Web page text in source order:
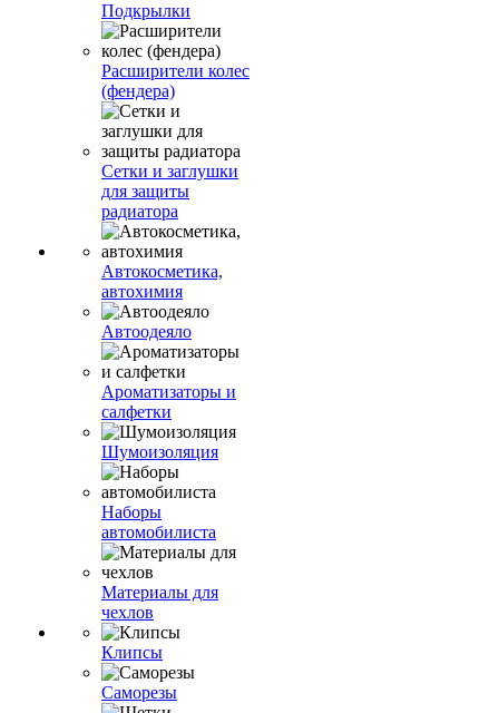
Подкрылки
Расширители колес
(фендера)
Сетки и заглушки
для защиты
радиатора
Автокосметика,
автохимия
Автоодеяло
Ароматизаторы и
салфетки
Шумоизоляция
Наборы
автомобилиста
Материалы для
чехлов
Клипсы
Саморезы